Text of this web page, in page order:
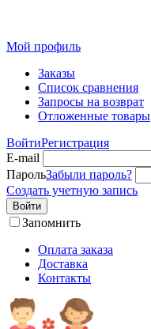
Мой профиль
Заказы
Список сравнения
Запросы на возврат
Отложенные товары
ВойтиРегистрация
E-mail
ПарольЗабыли пароль?
Создать учетную запись
Войти
Запомнить
Оплата заказа
Доставка
Контакты